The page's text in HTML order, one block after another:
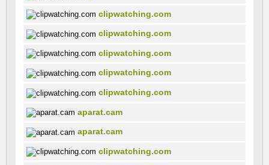
clipwatching.com
clipwatching.com
clipwatching.com
clipwatching.com
clipwatching.com
aparat.cam
aparat.cam
clipwatching.com